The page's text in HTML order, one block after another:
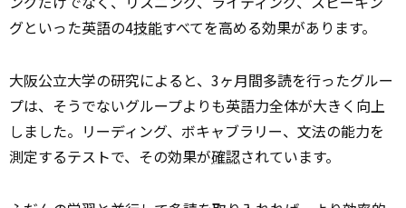
グといった英語の4技能すべてを高める効果があります。
大阪公立大学の研究によると、3ヶ月間多読を行ったグルー
プは、そうでないグループよりも英語力全体が大きく向上
しました。リーディング、ボキャブラリー、文法の能力を
測定するテストで、その効果が確認されています。